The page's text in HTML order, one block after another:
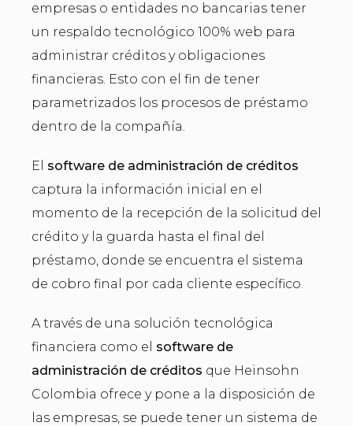
empresas o entidades no bancarias tener
un respaldo tecnológico 100% web para
administrar créditos y obligaciones
financieras. Esto con el fin de tener
parametrizados los procesos de préstamo
dentro de la compañía.
El software de administración de créditos
captura la información inicial en el
momento de la recepción de la solicitud del
crédito y la guarda hasta el final del
préstamo, donde se encuentra el sistema
de cobro final por cada cliente específico.
A través de una solución tecnológica
financiera como el software de
administración de créditos que Heinsohn
Colombia ofrece y pone a la disposición de
las empresas, se puede tener un sistema de